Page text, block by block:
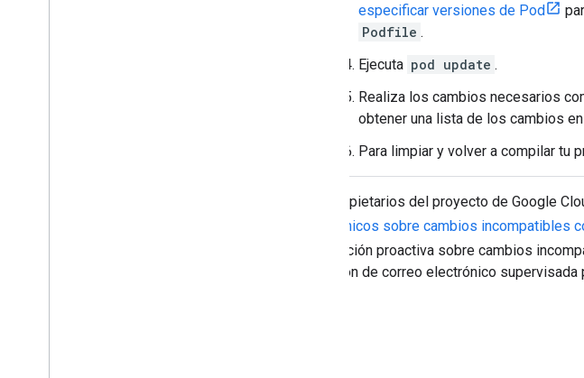
especificar versiones de Pod
Podfile .
Ejecuta pod update .
Realiza los cambios necesarios
obtener una lista de los cambios
Para limpiar y volver a compilar tu
Los propietarios del proyecto de Google
electrónicos sobre cambios incompatibles
notificación proactiva sobre cambios
dirección de correo electrónico